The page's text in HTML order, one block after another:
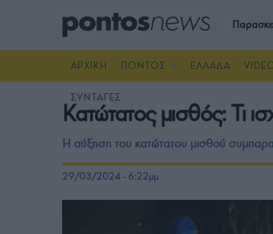
ΑΡΧΙΚΗ ΠΟΝΤΟΣ ΕΛΛΑΔΑ
ΣΥΝΤΑΓΕΣ
Κατώτατος μισθός: Τι
Η αύξηση του κατώτατου μισθού
29/03/2024 - 6:22μμ